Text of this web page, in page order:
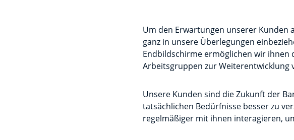
Um den Erwartungen unserer Kunden
ganz in unsere Überlegungen
Endbildschirme ermöglichen wir
Arbeitsgruppen zur Weiterentwicklung
Unsere Kunden sind die Zukunft der
tatsächlichen Bedürfnisse besser zu
regelmäßiger mit ihnen interagieren,